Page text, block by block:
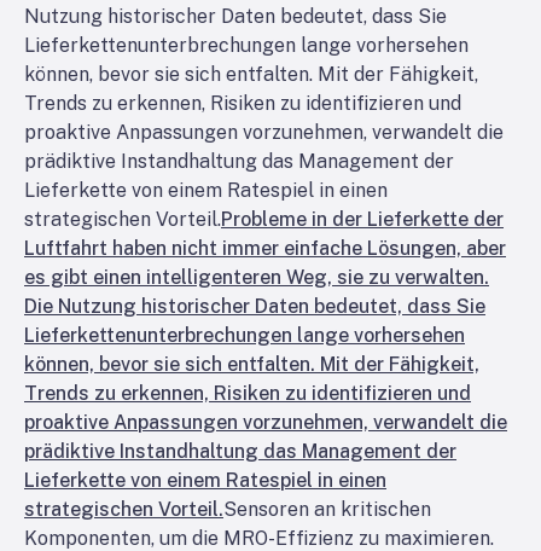
Nutzung historischer Daten bedeutet, dass Sie
Lieferkettenunterbrechungen lange vorhersehen
können, bevor sie sich entfalten. Mit der Fähigkeit,
Trends zu erkennen, Risiken zu identifizieren und
proaktive Anpassungen vorzunehmen, verwandelt die
prädiktive Instandhaltung das Management der
Lieferkette von einem Ratespiel in einen
strategischen Vorteil.Probleme in der Lieferkette der
Luftfahrt haben nicht immer einfache Lösungen, aber
es gibt einen intelligenteren Weg, sie zu verwalten.
Die Nutzung historischer Daten bedeutet, dass Sie
Lieferkettenunterbrechungen lange vorhersehen
können, bevor sie sich entfalten. Mit der Fähigkeit,
Trends zu erkennen, Risiken zu identifizieren und
proaktive Anpassungen vorzunehmen, verwandelt die
prädiktive Instandhaltung das Management der
Lieferkette von einem Ratespiel in einen
strategischen Vorteil.Sensoren an kritischen
Komponenten, um die MRO-Effizienz zu maximieren.